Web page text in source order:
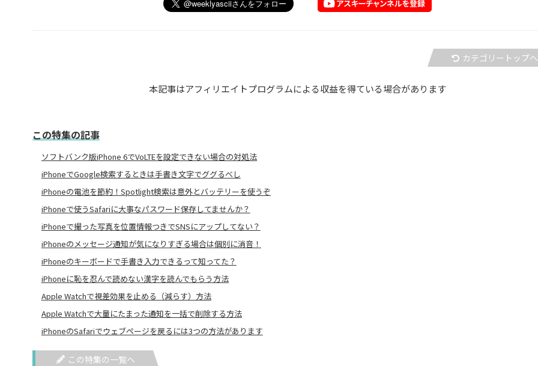
カテゴリートップへ
本記事はアフィリエイトプログラムによる収益を得ている場合があります
この特集の記事
ソフトバンク版iPhone 6でVoLTEを設定できない場合の対処法
iPhoneでGoogle検索するときは手書き文字でググるべし
iPhoneの電池を節約！Spotlight検索は意外とバッテリーを使うぞ
iPhoneで使うSafariに大事なパスワード保存してませんか？
iPhoneで撮った写真を位置情報つきでSNSにアップしてない？
iPhoneのメッセージ通知が気になりすぎる場合は個別に消音！
iPhoneのキーボードで手書き入力できるって知ってた？
iPhoneに恥を忍んで読めない漢字を読んでもらう方法
Apple Watchで視差効果を止める（減らす）方法
Apple Watchで大量にたまった通知を一括で削除する方法
iPhoneのSafariでウェブページを戻るには3つの方法があります
この特集の一覧へ